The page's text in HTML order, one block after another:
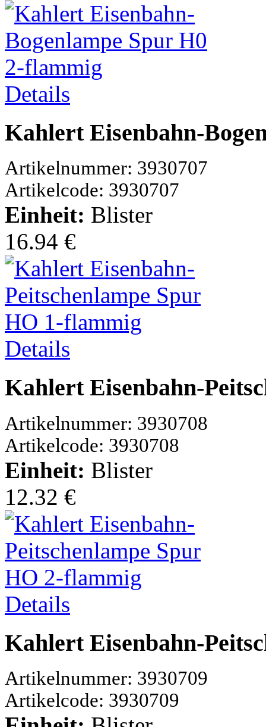
Details
Kahlert Eisenbahn-
Artikelnummer: 3930707
Artikelcode: 3930707
Einheit: Blister
16.94 €
Details
Kahlert Eisenbahn-
Artikelnummer: 3930708
Artikelcode: 3930708
Einheit: Blister
12.32 €
Details
Kahlert Eisenbahn-
Artikelnummer: 3930709
Artikelcode: 3930709